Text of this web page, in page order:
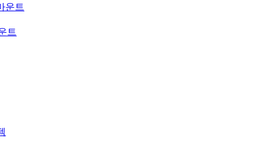
운트
트